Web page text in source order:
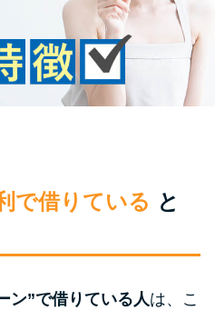
すぐ借りたい方向け
借りたい方向け
ーン診断
で借りている と
ン”で借りている人は、こ